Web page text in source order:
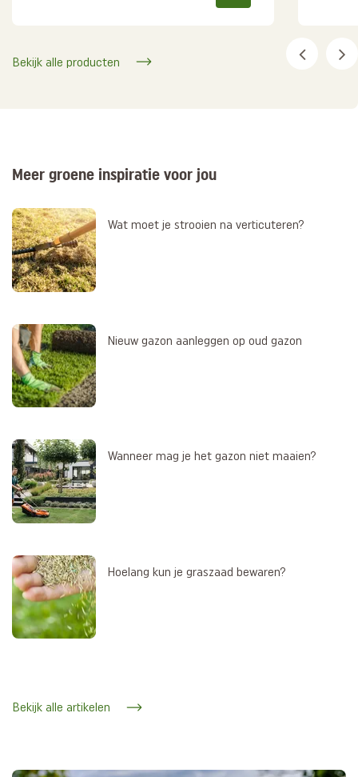
Bekijk alle producten
Meer groene inspiratie voor jou
Wat moet je strooien na verticuteren?
Nieuw gazon aanleggen op oud gazon
Wanneer mag je het gazon niet maaien?
Hoelang kun je graszaad bewaren?
Bekijk alle artikelen